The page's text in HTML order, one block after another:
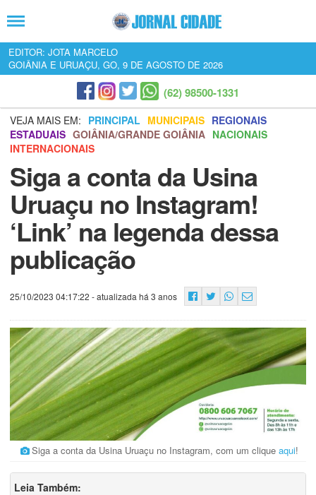
EDITOR: JOTA MARCELO
GOIÂNIA E URUAÇU, GO, 9 DE AGOSTO DE 2026
(62) 98500-1331
VEJA MAIS EM: PRINCIPAL MUNICIPAIS REGIONAIS
ESTADUAIS GOIÂNIA/GRANDE GOIÂNIA NACIONAIS
INTERNACIONAIS
Siga a conta da Usina
Uruaçu no Instagram!
‘Link’ na legenda dessa
publicação
25/10/2023 04:17:22 - atualizada há 3 anos
Siga a conta da Usina Uruaçu no Instagram, com um clique aqui!
Leia Também: